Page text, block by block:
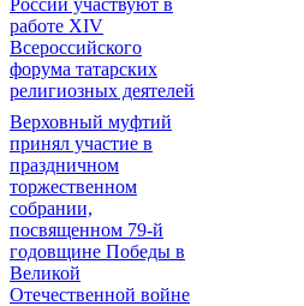
России участвуют в
работе XIV
Всероссийского
форума татарских
религиозных деятелей
Верховный муфтий
принял участие в
праздничном
торжественном
собрании,
посвященном 79-й
годовщине Победы в
Великой
Отечественной войне